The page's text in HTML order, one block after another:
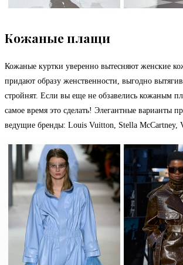
Кожаные плащи
Кожаные куртки уверенно вытесняют женские
придают образу женственности, выгодно
стройнят. Если вы еще не обзавелись кожаным
самое время это сделать! Элегантные варианты
ведущие бренды: Louis Vuitton, Stella McCartney,